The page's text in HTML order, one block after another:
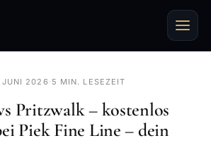
2026 · 5 MIN. LESEZEIT
Pritzwalk – kostenlos
Piek Fine Line – dein